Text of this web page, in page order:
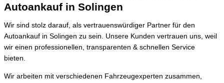
Autoankauf in Solingen
Wir sind stolz darauf, als vertrauenswürdiger Partner für den
Autoankauf in Solingen zu sein. Unsere Kunden vertrauen uns, weil
wir einen professionellen, transparenten & schnellen Service
bieten.
Wir arbeiten mit verschiedenen Fahrzeugexperten zusammen,